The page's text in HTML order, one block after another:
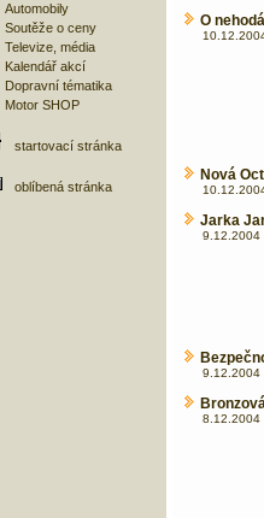
Automobily
Soutěže o ceny
Televize, média
Kalendář akcí
Dopravní tématika
Motor SHOP
startovací stránka
oblíbená stránka
O
Nová
Jarka
9.12.2004
9.12.2004
8.12.2004